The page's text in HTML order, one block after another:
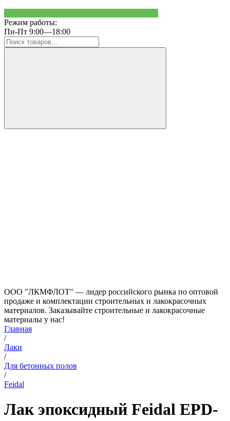
Режим работы:
Пн-Пт 9:00—18:00
ООО "ЛКМФЛОТ" — лидер российского рынка по оптовой
продаже и комплектации строительных и лакокрасочных
материалов. Заказывайте строительные и лакокрасочные
материалы у нас!
Главная
/
Лаки
/
Для бетонных полов
/
Feidal
Лак эпоксидный Feidal EPD-